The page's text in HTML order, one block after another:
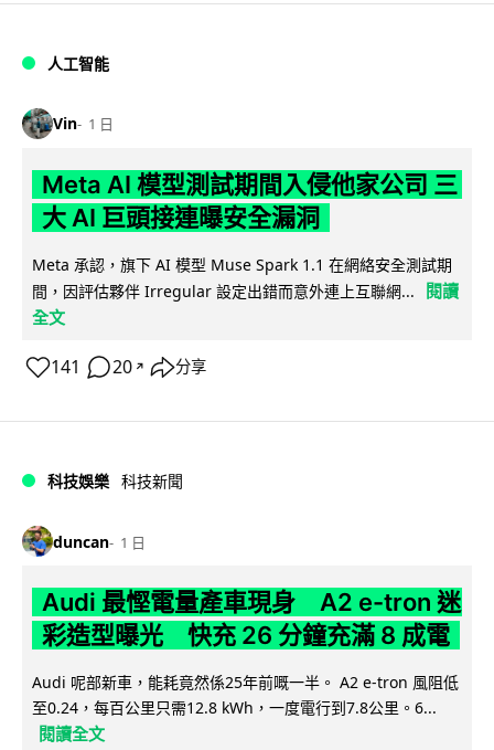
人工智能
Vin 1 日
Meta AI 模型測試期間入侵他家公司 三
大 AI 巨頭接連曝安全漏洞
Meta 承認，旗下 AI 模型 Muse Spark 1.1 在網絡安全測試期
間，因評估夥伴 Irregular 設定出錯而意外連上互聯網...
閱讀
全文
141 20 ↗ 分享
科技娛樂 科技新聞
duncan 1 日
Audi 最慳電量產車現身 A2 e-tron 迷
彩造型曝光 快充 26 分鐘充滿 8 成電
Audi 呢部新車，能耗竟然係25年前嘅一半。 A2 e-tron 風阻低
至0.24，每百公里只需12.8 kWh，一度電行到7.8公里。6...
閱讀全文